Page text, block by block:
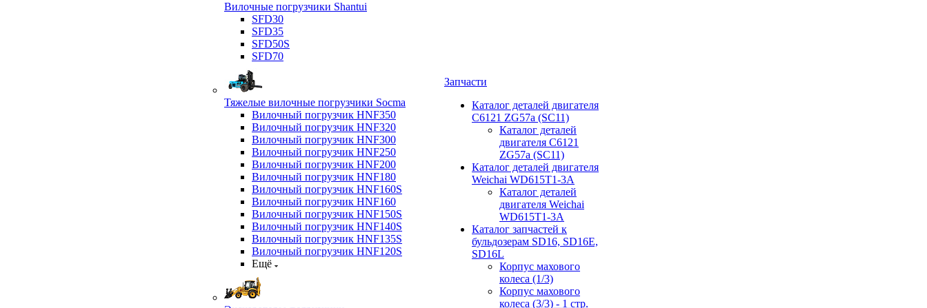
Вилочные погрузчики Shantui
SFD30
SFD35
SFD50S
SFD70
Тяжелые вилочные погрузчики Socma
Вилочный погрузчик HNF350
Вилочный погрузчик HNF320
Вилочный погрузчик HNF300
Вилочный погрузчик HNF250
Вилочный погрузчик HNF200
Вилочный погрузчик HNF180
Вилочный погрузчик HNF160S
Вилочный погрузчик HNF160
Вилочный погрузчик HNF150S
Вилочный погрузчик HNF140S
Вилочный погрузчик HNF135S
Вилочный погрузчик HNF120S
Ещё
Запчасти
Каталог деталей двигателя
C6121 ZG57a (SC11)
Каталог деталей
двигателя C6121
ZG57a (SC11)
Каталог деталей двигателя
Weichai WD615T1-3A
Каталог деталей
двигателя Weichai
WD615T1-3A
Каталог запчастей к
бульдозерам SD16, SD16E,
SD16L
Корпус махового
колеса (1/3)
Корпус махового
колеса (3/3) - 1 стр.